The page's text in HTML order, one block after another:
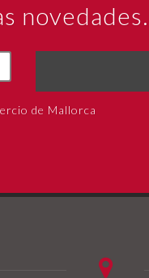
novedades.
de Mallorca